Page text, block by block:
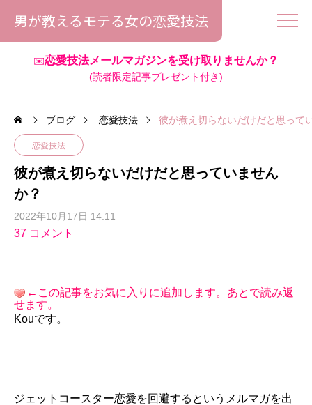
男が教えるモテる女の恋愛技法
✉️恋愛技法メールマガジンを受け取りませんか？
(読者限定記事プレゼント付き)
ブログ 恋愛技法 彼が煮え切らないだけだと思って
恋愛技法
彼が煮え切らないだけだと思っていません
か？
2022年10月17日 14:11
37 コメント
←この記事をお気に入りに追加します。あとで読み返
せます。
Kouです。
ジェットコースター恋愛を回避するというメルマガを出